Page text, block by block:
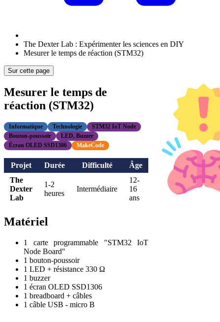
The Dexter Lab : Expérimenter les sciences en DIY
Mesurer le temps de réaction (STM32)
Sur cette page
Mesurer le temps de
réaction (STM32)
Informatique Technologie
STM32 IoT Node
Bouton-poussoir
LED, Buzzer
Écran OLED SSD1306
MakeCode
Projet Durée Difficulté
Âge
The
Dexter
Lab
1-2
heures
Intermédiaire
12-
16
ans
Matériel
1 carte programmable "STM32 IoT
Node Board"
1 bouton-poussoir
1 LED + résistance 330 Ω
1 buzzer
1 écran OLED SSD1306
1 breadboard + câbles
1 câble USB - micro B